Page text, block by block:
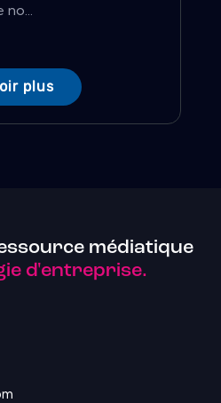
plus
médiatique
d'entreprise.